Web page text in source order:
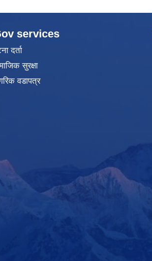
services
दर्ता
सुरक्षा
वडापत्र